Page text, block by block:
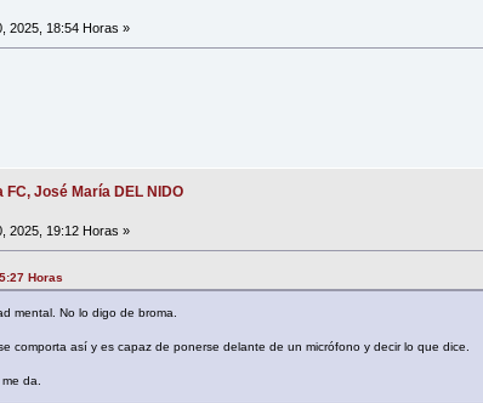
2025, 18:54 Horas »
José María DEL NIDO
2025, 19:12 Horas »
Horas
mental. No lo digo de broma.
comporta así y es capaz de ponerse delante de un micrófono y decir lo que dice.
da.